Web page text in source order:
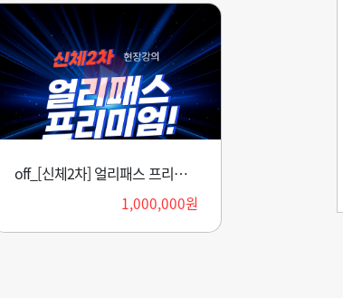
수리학 Package(2026)
420,000원
off_[신체2차] 얼리패스 프리미엄 패키지(2027)
1,000,000원